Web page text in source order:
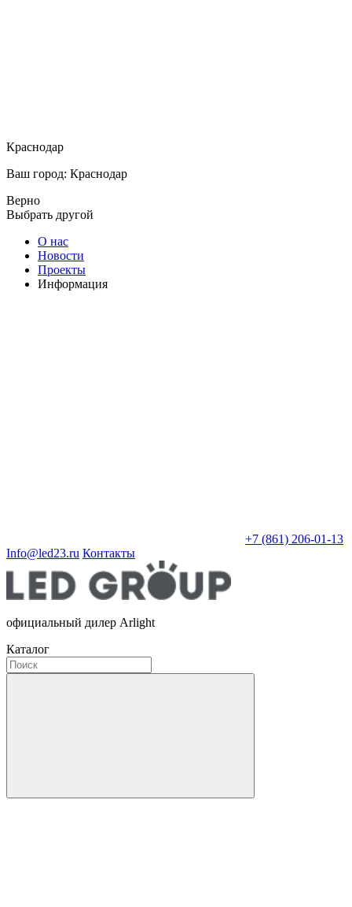
Краснодар
Ваш город: Краснодар
Верно
Выбрать другой
О нас
Новости
Проекты
Информация
+7 (861) 206-01-13
Info@led23.ru Контакты
официальный дилер Arlight
Каталог